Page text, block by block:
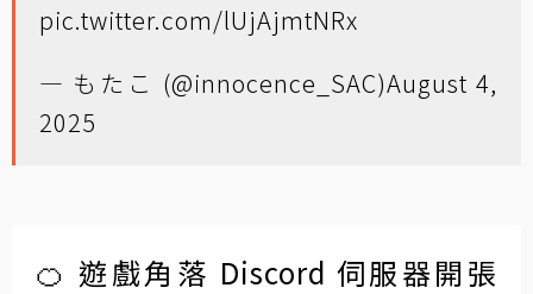
pic.twitter.com/lUjAjmtNRx
— もたこ (@innocence_SAC)August 4,
2025
🍊 遊戲角落 Discord 伺服器開張